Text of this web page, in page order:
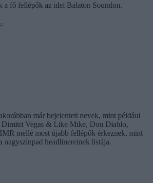
a fő fellépők az idei Balaton Soundon.
már bejelentett nevek, mint például
Dimitri Vegas & Like Mike, Don Diablo,
mellé most újabb fellépők érkeznek, mint
nagyszínpad headlinereinek listája.